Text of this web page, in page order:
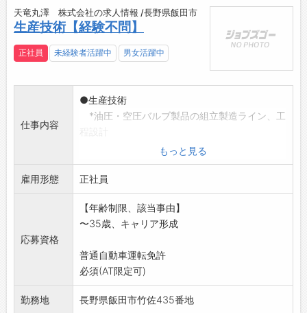
天竜丸澤 株式会社の求人情報 /長野県飯田市
生産技術【経験不問】
正社員 未経験者活躍中 男女活躍中
仕事内容
●生産技術
*油圧・空圧バルブ製品の組立製造ライン、工
*生産治具の製作や補助機械の設計、製造、立
ち上げ作業
※仕事内容の詳細については、面接時に説明い
たします。
なお、労働条件の詳細についても面接時に説
明いたします。
もっと見る
雇用形態 正社員
応募資格
【年齢制限、該当事由】
〜35歳、キャリア形成
普通自動車運転免許
必須(AT限定可)
勤務地 長野県飯田市竹佐435番地